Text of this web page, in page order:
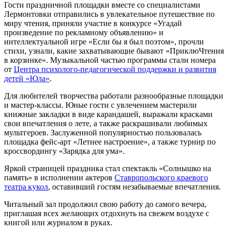
Гости праздничной площадки вместе со специалистами
Лермонтовки отправились в увлекательное путешествие по
миру чтения, приняли участие в конкурсе «Угадай
произведение по рекламному объявлению» и
интеллектуальной игре «Если бы я был поэтом», прочли
стихи, узнали, какие захватывающие бывают «ПриклюЧтения
в корзинке». Музыкальной частью программы стали номера
от Центра психолого-педагогической поддержки и развития
детей «Юла».
Для любителей творчества работали разнообразные площадки
и мастер-классы. Юные гости с увлечением мастерили
книжные закладки в виде карандашей, выражали красками
свои впечатления о лете, а также раскрашивали любимых
мультгероев. Заслуженной популярностью пользовалась
площадка фейс-арт «Летнее настроение», а также турнир по
кроссвордингу «Зарядка для ума».
Яркой страницей праздника стал спектакль «Солнышко на
память» в исполнении актеров Ставропольского краевого
театра кукол, оставивший гостям незабываемые впечатления.
Читальный зал продолжил свою работу до самого вечера,
приглашая всех желающих отдохнуть на свежем воздухе с
книгой или журналом в руках.